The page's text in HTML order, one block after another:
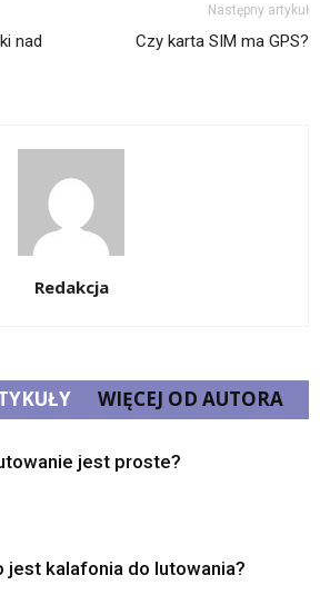
nad
Następny artykuł
Czy karta SIM ma GPS?
Redakcja
WIĘCEJ OD AUTORA
jest proste?
jest kalafonia do lutowania?